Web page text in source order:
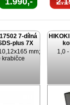
7-dílná
plus 7X
mm;
krabičce
1,0